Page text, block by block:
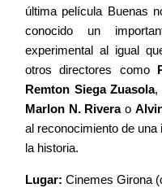
última película Buenas
conocido un
experimental al igual
otros directores como
Remton Siega Zuasola,
Marlon N. Riverao
al reconocimiento de
la historia.
Lugar: Cinemes Girona